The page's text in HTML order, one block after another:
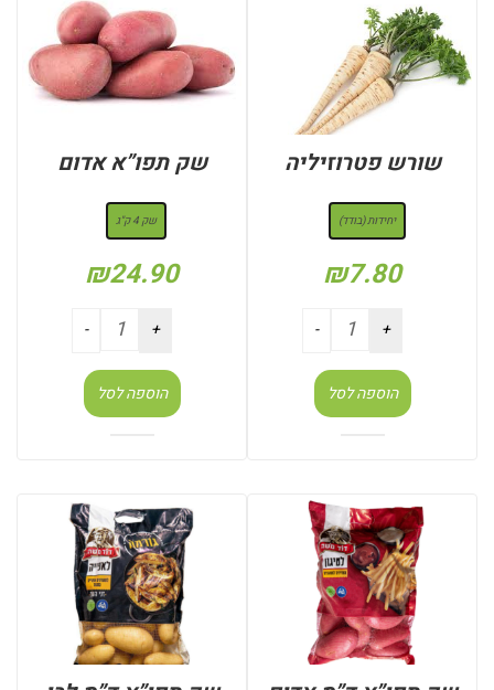
שורש פטרוזיליה
יחידות (בודד)
₪7.80
הוספה לסל
שק תפו”א אדום
שק 4 ק"ג
₪24.90
הוספה לסל